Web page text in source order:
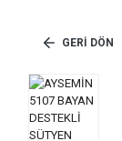
GERI DÖN